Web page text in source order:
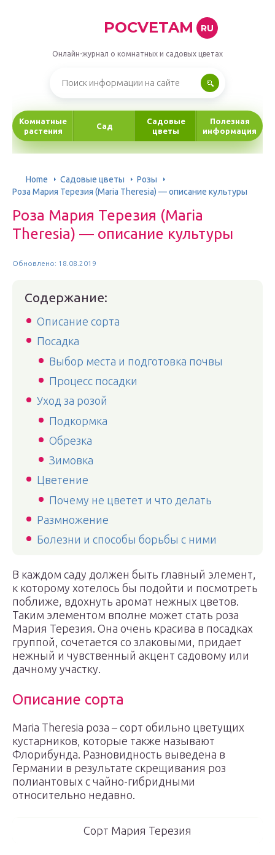
POCVETAM RU
Онлайн-журнал о комнатных и садовых цветах
Комнатные
растения
Сад
Садовые
цветы
Полезная
информация
Home Садовые цветы
Розы
Роза Мария Терезия (Maria Theresia) — описание культуры
Роза Мария Терезия (Maria
Theresia) — описание культуры
Обновлено: 18.08.2019
Содержание:
Описание сорта
Посадка
Выбор места и подготовка почвы
Процесс посадки
Уход за розой
Подкормка
Обрезка
Зимовка
Цветение
Почему не цветет и что делать
Размножение
Болезни и способы борьбы с ними
В каждом саду должен быть главный элемент,
к которому хотелось бы подойти и посмотреть
поближе, вдохнуть аромат нежных цветов.
Таким элементом вполне может стать роза
Мария Терезия. Она очень красива в посадках
группой, сочетается со злаковыми, придает
нежный и чувственный акцент садовому или
дачному участку.
Описание сорта
Maria Theresia роза – сорт обильно цветущих
кустарников, которые также называют
Флорибунда. Разновидность выведена в
Германии в результате скрещивания роз
полиантовых с чайно-гибридными
относительно недавно.
Сорт Мария Терезия